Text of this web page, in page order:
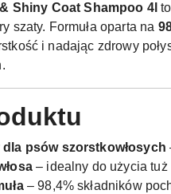
Shiny Coat Shampoo 4l
szaty. Formuła oparta na
i nadając zdrowy
dla psów szorstkowłosych
– idealny do użycia tuż
– 98,4% składników